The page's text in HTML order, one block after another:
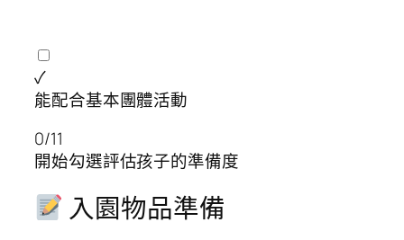
✓
能配合基本團體活動
0/11
開始勾選評估孩子的準備度
入園物品準備